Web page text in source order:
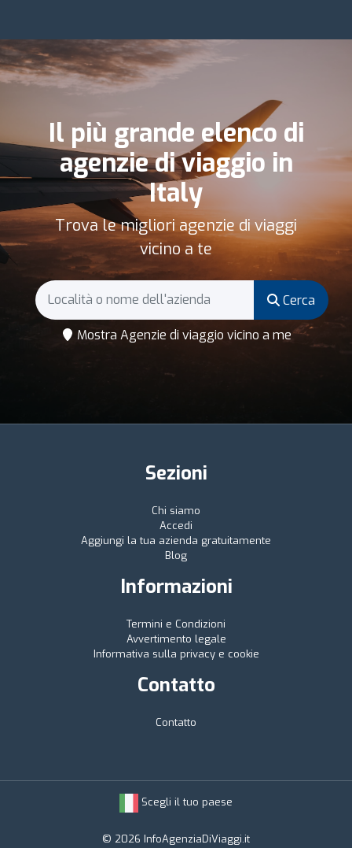
Il più grande elenco di
agenzie di viaggio in
Italy
Trova le migliori agenzie di viaggi
vicino a te
Cerca
Mostra Agenzie di viaggio vicino a me
Sezioni
Chi siamo
Accedi
Aggiungi la tua azienda gratuitamente
Blog
Informazioni
Termini e Condizioni
Avvertimento legale
Informativa sulla privacy e cookie
Contatto
Contatto
Scegli il tuo paese
© 2026 InfoAgenziaDiViaggi.it